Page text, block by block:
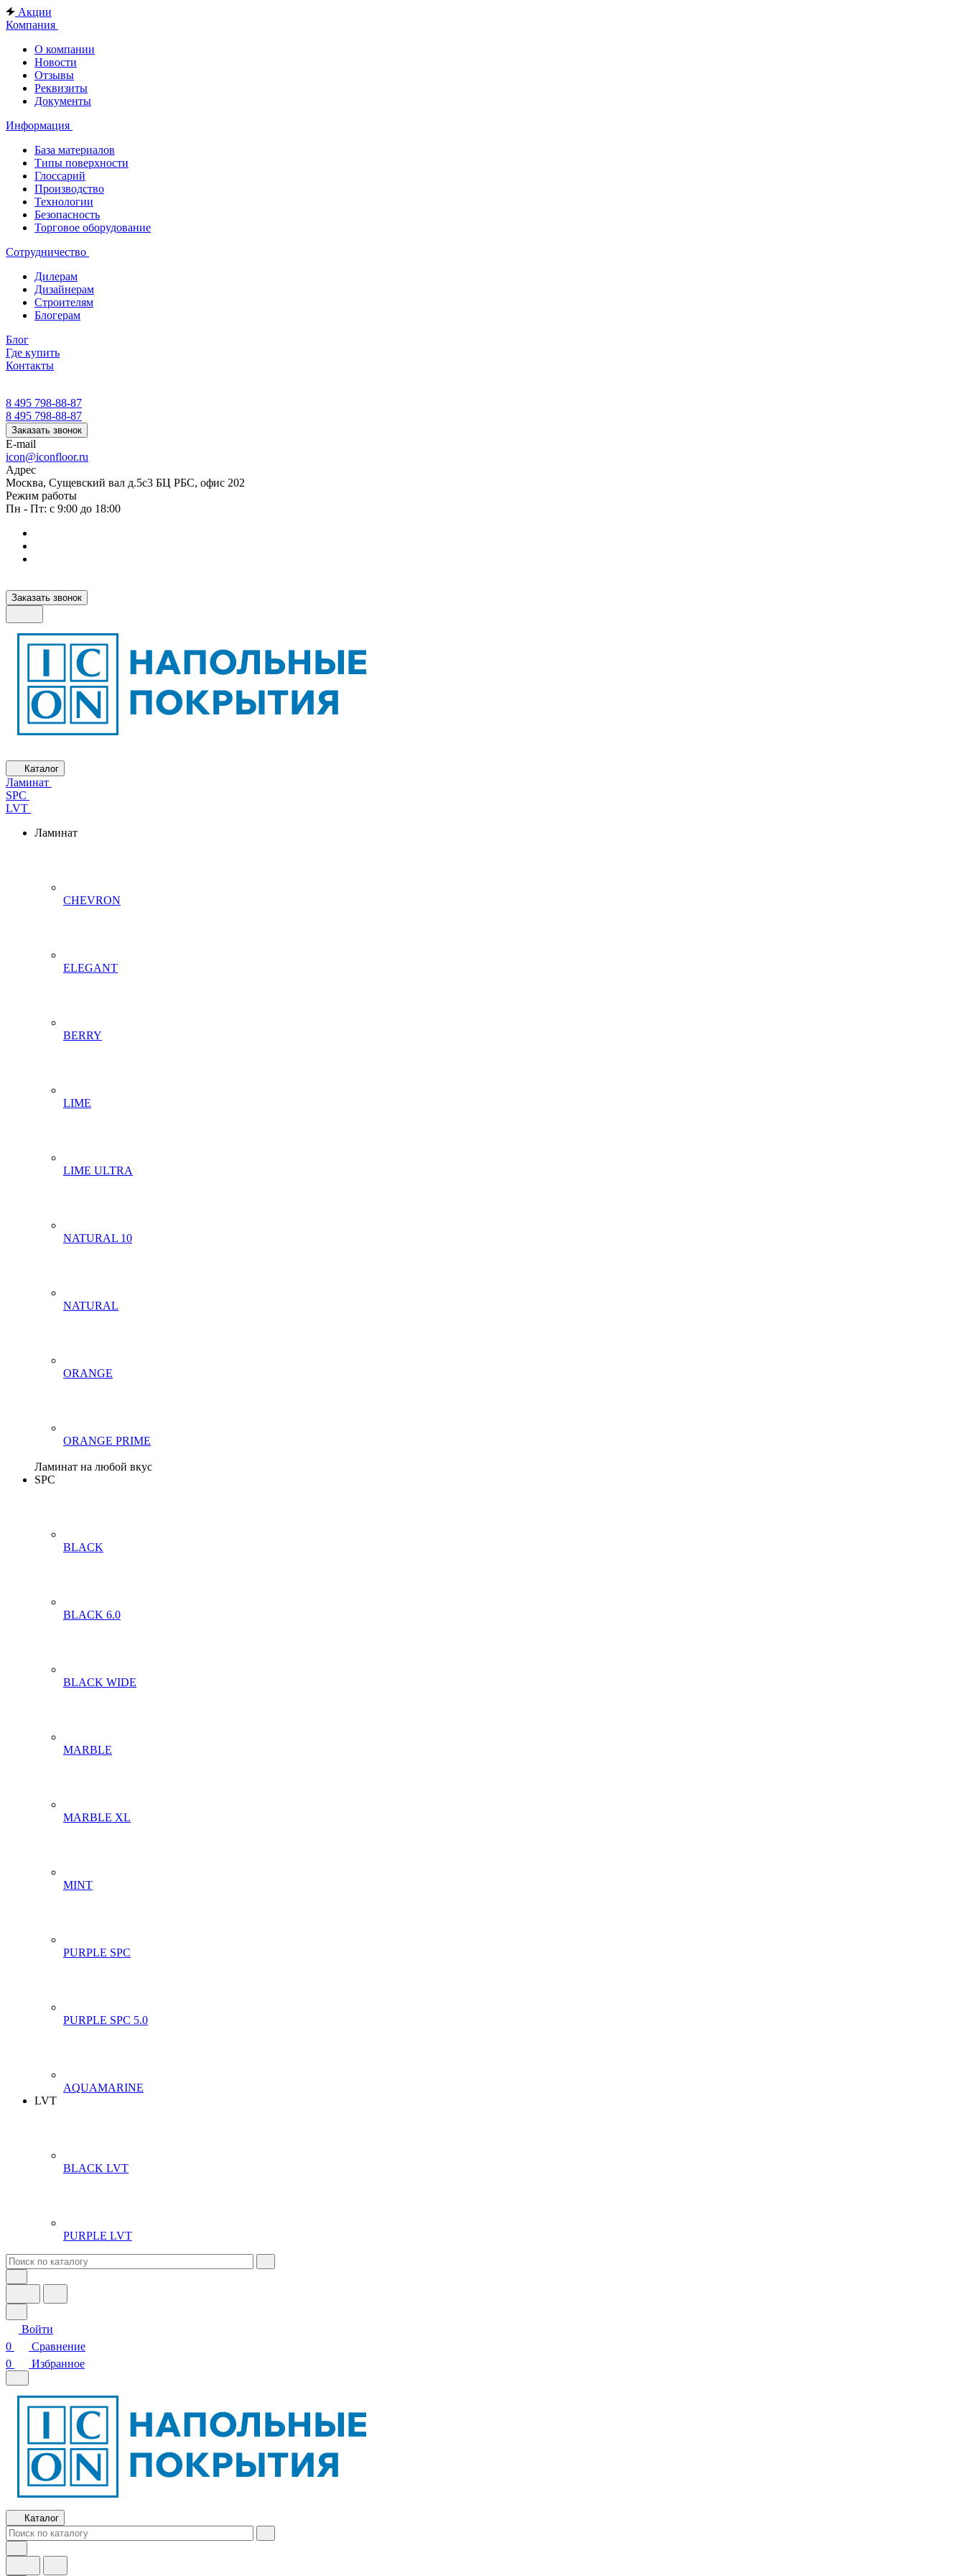
Акции
Компания
О компании
Новости
Отзывы
Реквизиты
Документы
Информация
База материалов
Типы поверхности
Глоссарий
Производство
Технологии
Безопасность
Торговое оборудование
Сотрудничество
Дилерам
Дизайнерам
Строителям
Блогерам
Блог
Где купить
Контакты
8 495 798-88-87
8 495 798-88-87
Заказать звонок
E-mail
icon@iconfloor.ru
Адрес
Москва, Сущевский вал д.5с3 БЦ РБС, офис 202
Режим работы
Пн - Пт: с 9:00 до 18:00
Заказать звонок
Каталог
Ламинат
SPC
LVT
Ламинат
CHEVRON
ELEGANT
BERRY
LIME
LIME ULTRA
NATURAL 10
NATURAL
ORANGE
ORANGE PRIME
Ламинат на любой вкус
SPC
BLACK
BLACK 6.0
BLACK WIDE
MARBLE
MARBLE XL
MINT
PURPLE SPC
PURPLE SPC 5.0
AQUAMARINE
LVT
BLACK LVT
PURPLE LVT
Войти
0
Сравнение
0
Избранное
Каталог